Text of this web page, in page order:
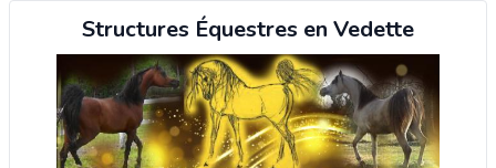
Structures Équestres en Vedette